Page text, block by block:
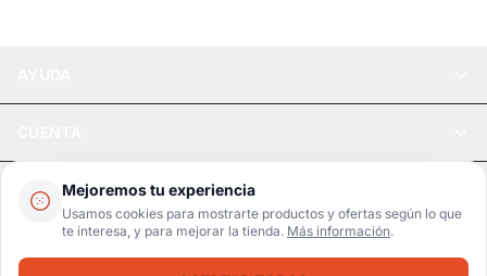
Mejoremos tu experiencia
Usamos cookies para mostrarte productos y ofertas según lo que
te interesa, y para mejorar la tienda. Más información.
LEGAL
Pago seguro SSL / Datos protegidos